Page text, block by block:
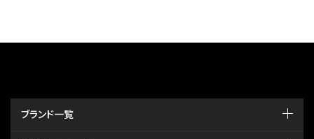
ブランド一覧